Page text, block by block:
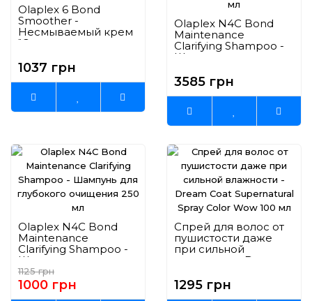
Olaplex 6 Bond
Smoother -
Несмываемый крем
"Система защиты
1037 грн
Olaplex N4C Bond
Maintenance
Clarifying Shampoo -
Шампунь для
1000 мл
3585 грн
Olaplex N4C Bond
Maintenance
Clarifying Shampoo -
Шампунь для
глубокого очищения
250 мл
1125 грн
1000 грн
Спрей для волос от
пушистости даже
при сильной
влажности - Dream
Spray Color Wow 100
мл
1295 грн